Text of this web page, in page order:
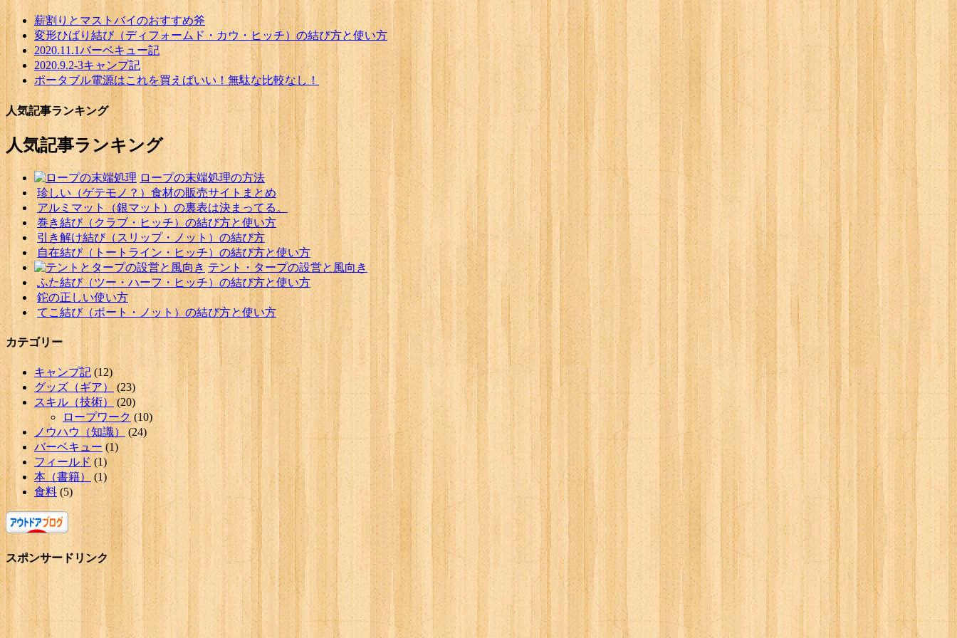
薪割りとマストバイのおすすめ斧
変形ひばり結び（ディフォームド・カウ・ヒッチ）の結び方と使い方
2020.11.1バーベキュー記
2020.9.2-3キャンプ記
ポータブル電源はこれを買えばいい！無駄な比較なし！
人気記事ランキング
人気記事ランキング
ロープの末端処理の方法
珍しい（ゲテモノ？）食材の販売サイトまとめ
アルミマット（銀マット）の裏表は決まってる。
巻き結び（クラブ・ヒッチ）の結び方と使い方
引き解け結び（スリップ・ノット）の結び方
自在結び（トートライン・ヒッチ）の結び方と使い方
テント・タープの設営と風向き
ふた結び（ツー・ハーフ・ヒッチ）の結び方と使い方
鉈の正しい使い方
てこ結び（ボート・ノット）の結び方と使い方
カテゴリー
キャンプ記 (12)
グッズ（ギア）
(23)
スキル（技術）(20)
ロープワーク (10)
ノウハウ（知識）
(24)
バーベキュー (1)
フィールド (1)
本（書籍）
(1)
食料 (5)
スポンサードリンク